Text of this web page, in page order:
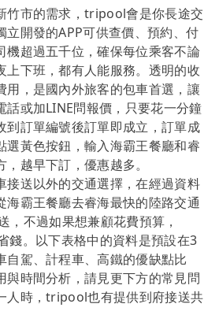
竹市的需求，tripool會是你長途交
立開發的APP可供查價、預約、付
機超過五千位，確保每位乘客不論
上下班，都有人能服務。透明的收
用，是國內外旅客的包車首選，讓
話或加LINE問報價，只要花一分鐘
到訂單編號後訂單即成立，訂單成
選黃色按鈕，輸入海霸王餐廳和睿
越早下訂，優惠越多。
接送以外的交通選擇，在經過資料
海霸王餐廳去睿海最快的陸路交通
不過如果想兼顧花費預算，
錢。以下表格中的資料是預設在3
自駕、計程車、高鐵的優缺點比
與時間分析，請見更下方的常見問
人時，tripool也有提供到府接送共